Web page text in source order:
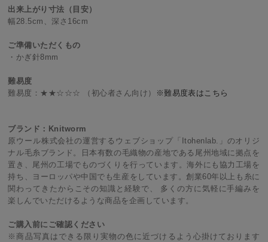
出来上がり寸法（目安）
幅28.5cm、深さ16cm
ご準備いただくもの
・かぎ針8mm
難易度
難易度：★★☆☆☆ （初心者さん向け）
※難易度表はこちら
ブランド：Knitworm
原ウール株式会社の運営するウェブショップ「Itohenlab.」のオリジ
ナル毛糸ブランド。日本有数の毛織物の産地である尾州地域に拠点を
置き、尾州の工場でものづくりを行っています。海外にも協力工場を
持ち、ヨーロッパや中国でも生産をしています。創業60年以上も糸に
関わってきたからこその知識と経験で、 多くの方に気軽に手編みを
楽しんでいただけるような商品を企画しています。
ご購入前にご確認ください
※商品写真はできる限り実物の色に近づけるよう心掛けております